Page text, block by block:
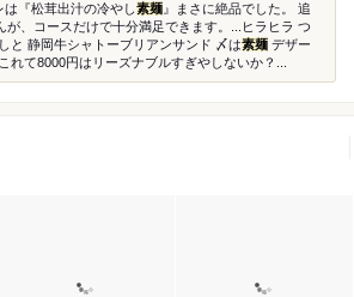
は『松茸出汁の冷やし素麺 』まさに絶品でした。 追
が、コースだけで十分満足できます。...ヒラヒラ つ
と 静岡牛シャトーブリアンサンド 〆は素麺 デザー
れて8000円はリーズナブルすぎやしないか？...